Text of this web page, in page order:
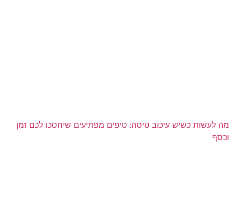
מה לעשות כשיש עיכוב טיסה: טיפים מפתיעים שיחסכו לכם זמן
וכסף